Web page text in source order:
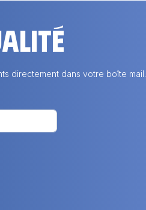
directement dans votre boîte mail.